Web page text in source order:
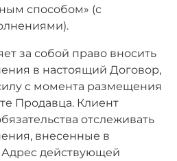
способом» (с
за собой право вносить
в настоящий Договор,
с момента размещения
Продавца. Клиент
отслеживать
внесенные в
действующей